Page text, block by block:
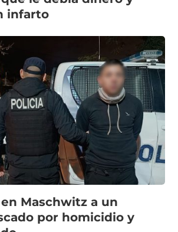
infarto
Maschwitz a un
por homicidio y